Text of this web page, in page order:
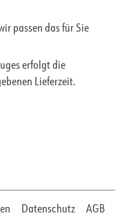
passen das für Sie
erfolgt die
Lieferzeit.
Datenschutz
AGB